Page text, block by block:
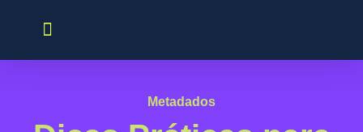
Metadados